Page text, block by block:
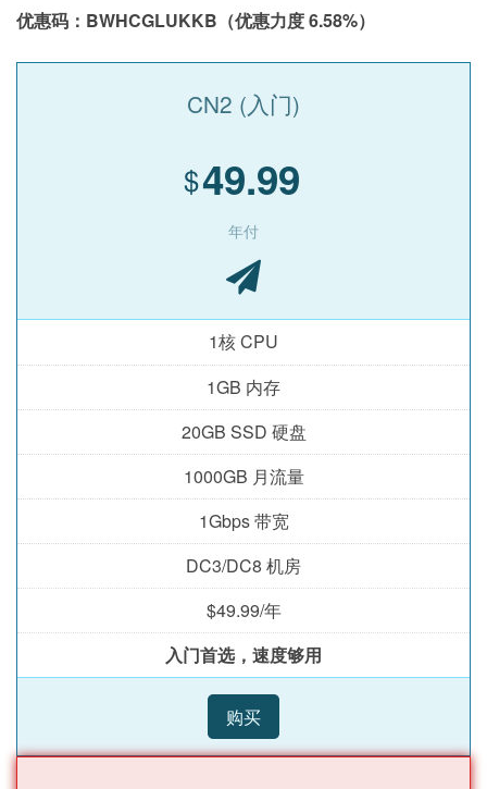
优惠码：BWHCGLUKKB（优惠力度 6.58%）
CN2 (入门)
$49.99
年付
1核 CPU
1GB 内存
20GB SSD 硬盘
1000GB 月流量
1Gbps 带宽
DC3/DC8 机房
$49.99/年
入门首选，速度够用
购买